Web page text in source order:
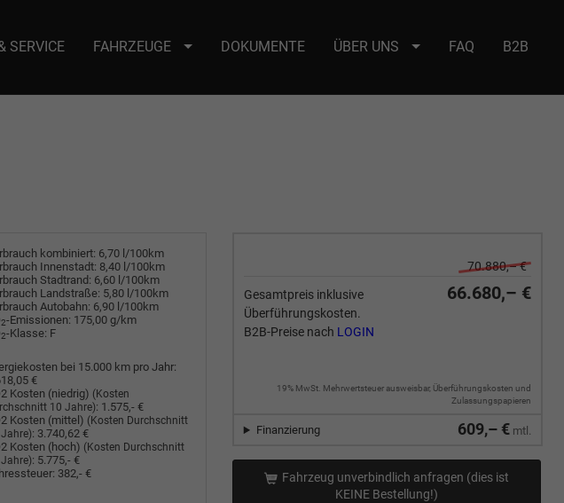
Host Name : selector2._domainkey Points to address or value: selector2-aee-
SERVICE FAHRZEUGE DOKUMENTE ÜBER UNS FAQ B2B
70.880,– €
Gesamtpreis inklusive
Überführungskosten.
B2B-Preise nach LOGIN
66.680,– €
19% MwSt. Mehrwertsteuer ausweisbar, Überführungskosten und
Zulassungspapieren
609,– € mtl.
Finanzierung
Fahrzeug unverbindlich anfragen (dies ist
KEINE Bestellung!)
kombiniert: 6,70 l/100km
Innenstadt: 8,40 l/100km
Stadtrand: 6,60 l/100km
Landstraße: 5,80 l/100km
Autobahn: 6,90 l/100km
2-Emissionen: 175,00 g/km
2-Klasse: F
bei 15.000 km pro Jahr:
€
Kosten (niedrig) (Kosten
10 Jahre): 1.575,- €
Kosten (mittel) (Kosten Durchschnitt
: 3.740,62 €
Kosten (hoch) (Kosten Durchschnitt
: 5.775,- €
382,- €